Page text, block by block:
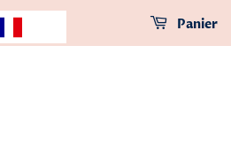
Panier